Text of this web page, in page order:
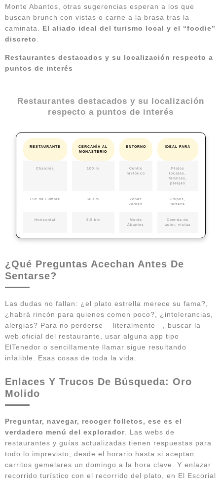
Monte Abantos, otras sugerencias esperan a los que
buscan brunch con vistas o carne a la brasa tras la
caminata. El aliado ideal del turismo local y el “foodie”
discreto
Restaurantes destacados y su localización respecto a
puntos de interés
Restaurantes destacados y su localización
respecto a puntos de interés
RESTAURANTE
CERCANÍA AL
MONASTERIO
ENTORNO IDEAL PARA
Charolés 100 m
Centro
histórico
Platos
locales,
familias,
parejas
Luz de Lumbre 500 m
Zonas
verdes
Grupos,
terraza
Horizontal 2,5 km
Monte
Abantos
Comida de
autor, vistas
¿Qué Preguntas Acechan Antes De
Sentarse?
Las dudas no fallan: ¿el plato estrella merece su fama?,
¿habrá rincón para quienes comen poco?, ¿intolerancias,
alergias? Para no perderse —literalmente—, buscar la
web oficial del restaurante, usar alguna app tipo
ElTenedor o sencillamente llamar sigue resultando
infalible. Esas cosas de toda la vida.
Enlaces Y Trucos De Búsqueda: Oro
Molido
Preguntar, navegar, recoger folletos, ese es el
verdadero menú del explorador . Las webs de
restaurantes y guías actualizadas tienen respuestas para
todo lo imprevisto, desde el horario hasta si aceptan
carritos gemelares un domingo a la hora clave. Y enlazar
recorrido turístico con el recorrido del plato, en El Escorial